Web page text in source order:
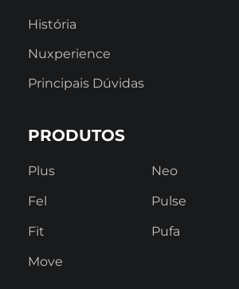
História
Nuxperience
Principais Dúvidas
PRODUTOS
Plus
Fel
Fit
Move
Neo
Pulse
Pufa